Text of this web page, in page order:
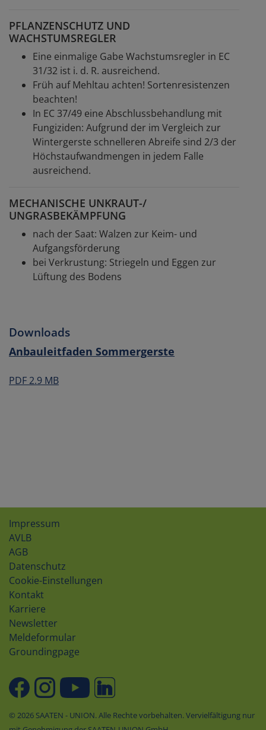
PFLANZENSCHUTZ UND
WACHSTUMSREGLER
Eine einmalige Gabe Wachstumsregler in EC
31/32 ist i. d. R. ausreichend.
Früh auf Mehltau achten! Sortenresistenzen
beachten!
In EC 37/49 eine Abschlussbehandlung mit
Fungiziden: Aufgrund der im Vergleich zur
Wintergerste schnelleren Abreife sind 2/3 der
Höchstaufwandmengen in jedem Falle
ausreichend.
MECHANISCHE UNKRAUT-/
UNGRASBEKÄMPFUNG
nach der Saat: Walzen zur Keim- und
Aufgangsförderung
bei Verkrustung: Striegeln und Eggen zur
Lüftung des Bodens
Downloads
Anbauleitfaden Sommergerste
PDF 2.9 MB
Impressum
AVLB
AGB
Datenschutz
Cookie-Einstellungen
Kontakt
Karriere
Newsletter
Meldeformular
Groundingpage
© 2026 SAATEN - UNION. Alle Rechte vorbehalten. Vervielfältigung nur